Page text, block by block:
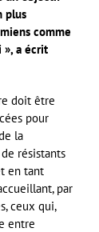
plus
comme
», a écrit
doit être
pour
la
résistants
en tant
par
ceux qui,
entre